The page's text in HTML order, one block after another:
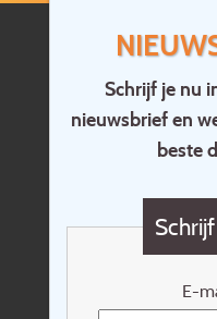
Schrijf je nu
nieuwsbrief en
beste
E-